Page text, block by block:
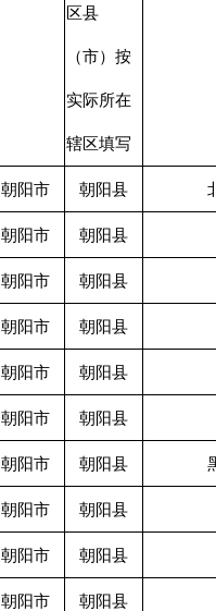
区县
（市）按
实际所在
辖区填写
朝阳市 朝阳县
朝阳市 朝阳县
朝阳市 朝阳县
朝阳市 朝阳县
朝阳市 朝阳县
朝阳市 朝阳县
朝阳市 朝阳县
朝阳市 朝阳县
朝阳市 朝阳县
朝阳市 朝阳县